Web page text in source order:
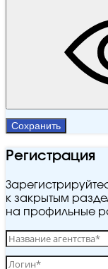
Сохранить
Регистрация
к закрытым
на профильные